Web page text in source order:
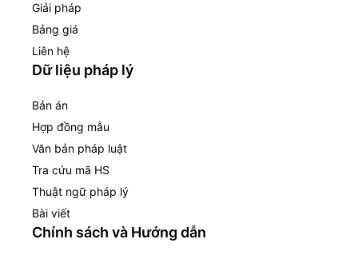
Giải pháp
Bảng giá
Liên hệ
Dữ liệu pháp lý
Bản án
Hợp đồng mẫu
Văn bản pháp luật
Tra cứu mã HS
Thuật ngữ pháp lý
Bài viết
Chính sách và Hướng dẫn